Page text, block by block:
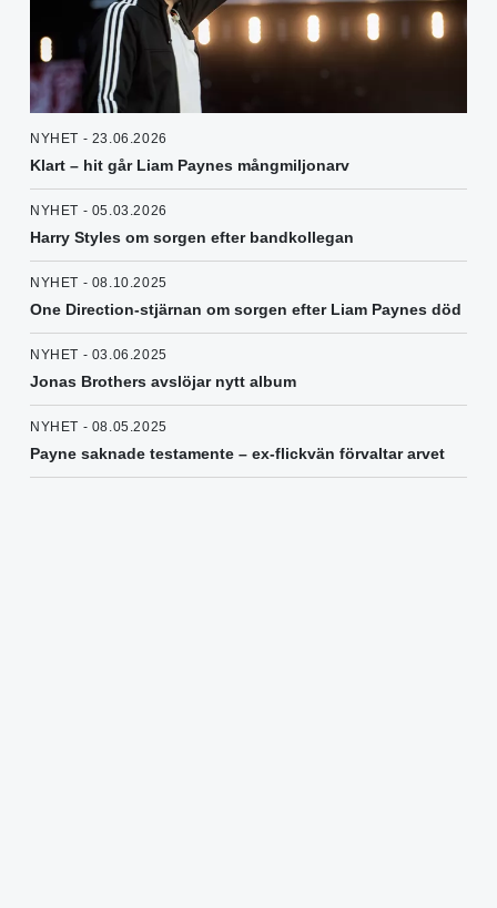
NYHET - 23.06.2026
Klart – hit går Liam Paynes mångmiljonarv
NYHET - 05.03.2026
Harry Styles om sorgen efter bandkollegan
NYHET - 08.10.2025
One Direction-stjärnan om sorgen efter Liam Paynes död
NYHET - 03.06.2025
Jonas Brothers avslöjar nytt album
NYHET - 08.05.2025
Payne saknade testamente – ex-flickvän förvaltar arvet